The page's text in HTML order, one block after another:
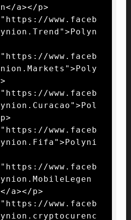
a></p>
www.faceb
www.faceb
www.faceb
www.faceb
www.faceb
a></p>
www.faceb